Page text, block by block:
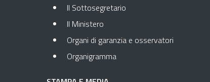
Il Sottosegretario
Il Ministero
Organi di garanzia e osservatori
Organigramma